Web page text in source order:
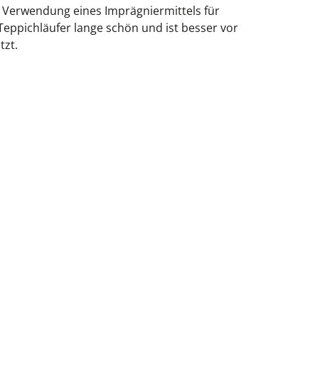
eines Imprägniermittels für
lange schön und ist besser vor